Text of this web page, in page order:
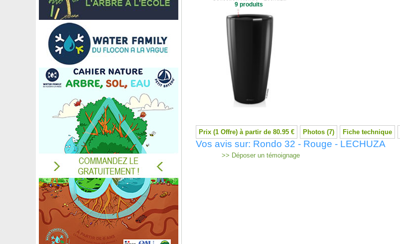
9 produits
Prix (1 Offre) à partir de 80.95 € Photos (7) Fiche technique
Vos avis sur: Rondo 32 - Rouge - LECHUZA
>> Déposer un témoignage